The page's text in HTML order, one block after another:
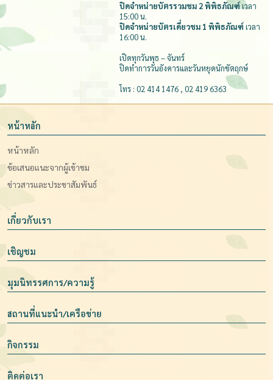
ปิดจำหน่ายบัตรรวมชม 2 พิพิธภัณฑ์เวลา
15:00 น.
ปิดจำหน่ายบัตรเดี่ยวชม 1 พิพิธภัณฑ์เวลา
16:00 น.
เปิดทุกวันพุธ – จันทร์
ปิดทำการวันอังคารและวันหยุดนักขัตฤกษ์
โทร : 02 414 1476 , 02 419 6363
หน้าหลัก
หน้าหลัก
ข้อเสนอแนะจากผู้เข้าชม
ข่าวสารและประชาสัมพันธ์
เกี่ยวกับเรา
เชิญชม
มุมนิทรรศการ/ความรู้
สถานที่แนะนำ/เครือข่าย
กิจกรรม
ติดต่อเรา